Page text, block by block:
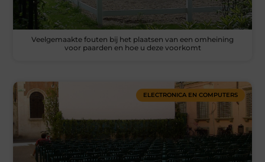
Veelgemaakte fouten bij het plaatsen van een omheining
voor paarden en hoe u deze voorkomt
ELECTRONICA EN COMPUTERS